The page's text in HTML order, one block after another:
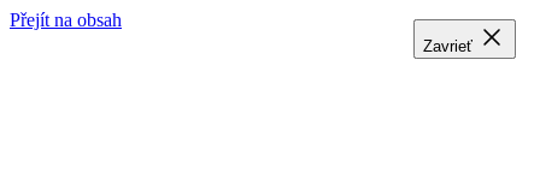
Přejít na obsah
Zavrieť
Zavrieť
Zavrieť